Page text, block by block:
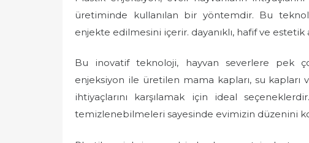
üretiminde kullanılan bir yöntemdir. Bu
enjekte edilmesini içerir. dayanıklı, hafif ve
Bu inovatif teknoloji, hayvan severlere pek
enjeksiyon ile üretilen mama kapları, su kapları
ihtiyaçlarını karşılamak için ideal
temizlenebilmeleri sayesinde evimizin düzenini